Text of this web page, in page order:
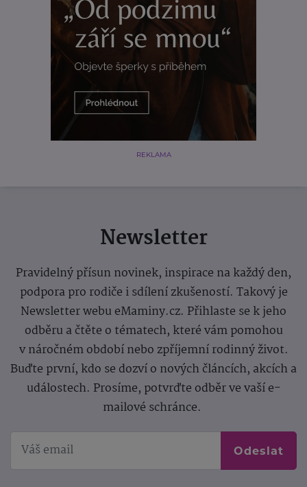
REKLAMA
Newsletter
Pravidelný přísun novinek, inspirace na každý den,
podpora pro rodiče i sdílení zkušeností. Takový je
Newsletter webu eMaminy.cz. Přihlaste se k jeho
odběru a čtěte o tématech, které vám pomohou
v náročném období nebo zpříjemní rodinný život.
Buďte první, kdo se dozví o nových článcích, akcích a
událostech. Prosíme, potvrďte odběr ve vaší e-
mailové schránce.
Odeslat